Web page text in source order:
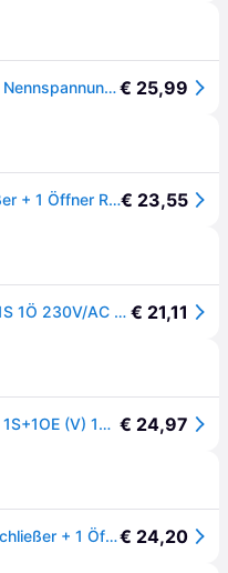
Eltako R12-110-230V Schaltrelais Nennspannung: 230 V Schaltstrom (max.): 16 A 1 Öffner, 1 Schließer 1 St.€ 25,99
Eltako Schaltrelais 230V 1 Schließer + 1 Öffner R 12.110-230 22110030€ 23,55
Installationsrelais 1TE elektr REG 1S 1Ö 230V/AC 16A € 21,11
Eltako R12-110-230V Schaltrelais 1S+1OE (V) 16A 2211003, Relais € 24,97
R12-110-230V - Schaltrelais - 1 Schließer + 1 Öffner, 230V€ 24,20